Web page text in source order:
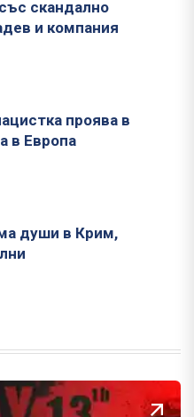
скандално
и компания
проява в
в Европа
души в Крим,